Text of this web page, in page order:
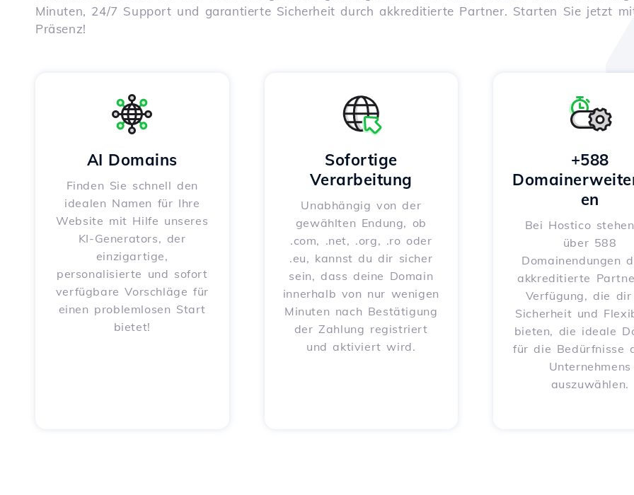
Minuten, 24/7 Support und garantierte Sicherheit durch akkreditierte Partner. Starten Sie jetzt
Präsenz!
AI Domains
Finden Sie schnell den
idealen Namen für Ihre
Website mit Hilfe unseres
KI-Generators, der
einzigartige,
personalisierte und sofort
verfügbare Vorschläge für
einen problemlosen Start
bietet!
Sofortige
Verarbeitung
Unabhängig von der
gewählten Endung, ob
.com, .net, .org, .ro oder
.eu, kannst du dir sicher
sein, dass deine Domain
innerhalb von nur wenigen
Minuten nach Bestätigung
der Zahlung registriert
und aktiviert wird.
+588
en
Bei Hostico
über 588
Domainendungen
akkreditierte
Verfügung, die
Sicherheit und
bieten, die ideale
für die Bedürfnisse
Unternehmens
auszuwählen.